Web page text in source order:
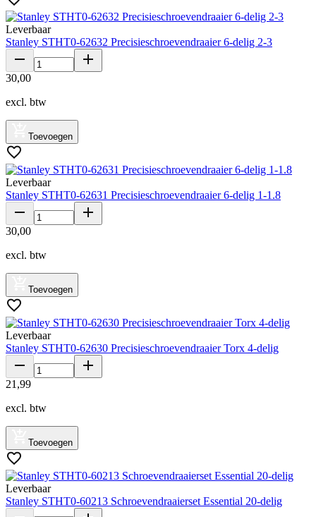
Leverbaar
Stanley STHT0-62632 Precisieschroevendraaier 6-delig 2-3
30,00
excl. btw
Toevoegen
Leverbaar
Stanley STHT0-62631 Precisieschroevendraaier 6-delig 1-1.8
30,00
excl. btw
Toevoegen
Leverbaar
Stanley STHT0-62630 Precisieschroevendraaier Torx 4-delig
21 ,99
excl. btw
Toevoegen
Leverbaar
Stanley STHT0-60213 Schroevendraaierset Essential 20-delig